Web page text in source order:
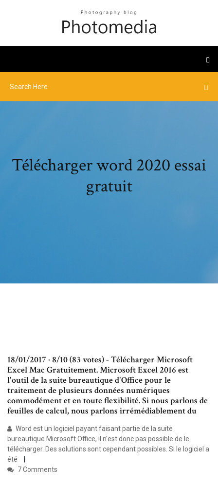
Télécharger word 2020 essai
gratuit
18/01/2017 · 8/10 (83 votes) - Télécharger Microsoft
Excel Mac Gratuitement. Microsoft Excel 2016 est
l'outil de la suite bureautique d'Office pour le
traitement de plusieurs données numériques
commodément et en toute flexibilité. Si nous parlons de
feuilles de calcul, nous parlons irrémédiablement du
Word est un logiciel payant faisant partie de la suite
bureautique Microsoft Office, il n'est donc pas possible de le
télécharger. Des solutions sont cependant possibles. Si le logiciel a
été
7 Comments